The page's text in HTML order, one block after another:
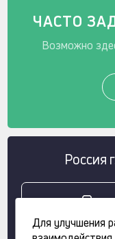
ЧАСТО
Возможно
Россия
Для улучшения